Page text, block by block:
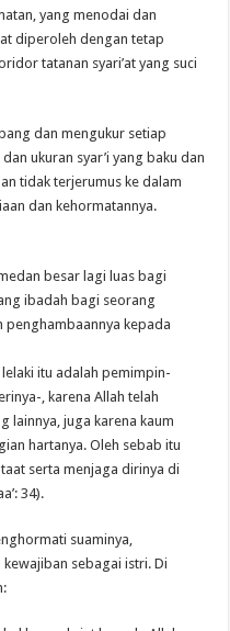
yang menodai dan
diperoleh dengan tetap
tatanan syari’at yang suci
dan mengukur setiap
ukuran syar’i yang baku dan
tidak terjerumus ke dalam
dan kehormatannya.
besar lagi luas bagi
ibadah bagi seorang
penghambaannya kepada
lelaki itu adalah pemimpin-
, karena Allah telah
lainnya, juga karena kaum
hartanya. Oleh sebab itu
serta menjaga dirinya di
34).
suaminya,
sebagai istri. Di